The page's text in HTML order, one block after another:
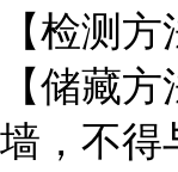
【检测
【储藏
墙，不得